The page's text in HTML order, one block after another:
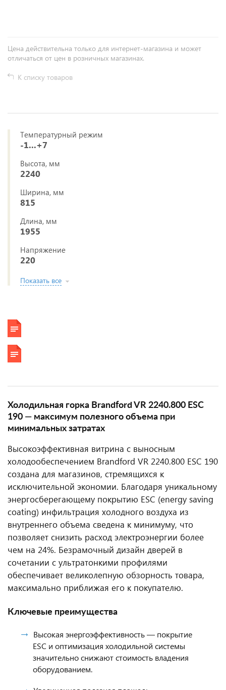
Цена действительна только для интернет-магазина и может
отличаться от цен в розничных магазинах.
К списку товаров
Температурный режим
-1...+7
Высота, мм
2240
Ширина, мм
815
Длина, мм
1955
Напряжение
220
Показать все
Холодильная горка Brandford VR 2240.800 ESC
190 — максимум полезного объема при
минимальных затратах
Высокоэффективная витрина с выносным
холодообеспечением Brandford VR 2240.800 ESC 190
создана для магазинов, стремящихся к
исключительной экономии. Благодаря уникальному
энергосберегающему покрытию ESC (energy saving
coating) инфильтрация холодного воздуха из
внутреннего объема сведена к минимуму, что
позволяет снизить расход электроэнергии более
чем на 24%. Безрамочный дизайн дверей в
сочетании с ультратонкими профилями
обеспечивает великолепную обзорность товара,
максимально приближая его к покупателю.
Ключевые преимущества
Высокая энергоэффективность — покрытие
ESC и оптимизация холодильной системы
значительно снижают стоимость владения
оборудованием.